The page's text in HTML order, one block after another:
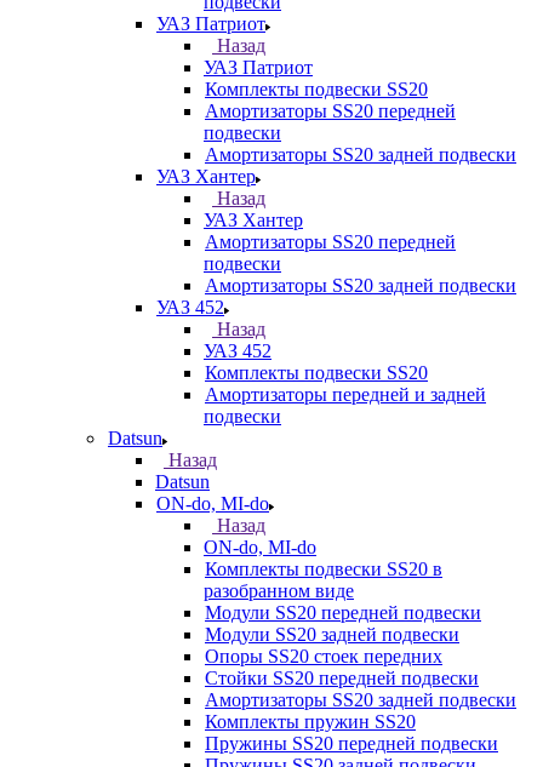
УАЗ Патриот
Назад
УАЗ Патриот
Комплекты подвески SS20
Амортизаторы SS20 передней
подвески
Амортизаторы SS20 задней подвески
УАЗ Хантер
Назад
УАЗ Хантер
Амортизаторы SS20 передней
подвески
Амортизаторы SS20 задней подвески
УАЗ 452
Назад
УАЗ 452
Комплекты подвески SS20
Амортизаторы передней и задней
подвески
Datsun
Назад
Datsun
ON-do, MI-do
Назад
ON-do, MI-do
Комплекты подвески SS20 в
разобранном виде
Модули SS20 передней подвески
Модули SS20 задней подвески
Опоры SS20 стоек передних
Стойки SS20 передней подвески
Амортизаторы SS20 задней подвески
Комплекты пружин SS20
Пружины SS20 передней подвески